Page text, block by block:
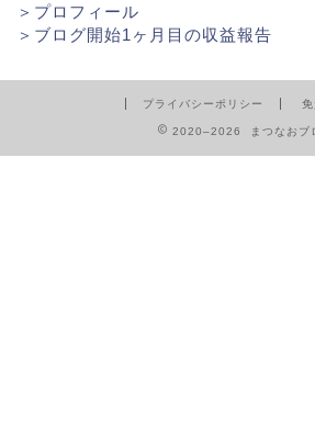
＞ プロフィール
＞ ブログ開始1ヶ月目の収益報告
プライバシーポリシー 免
2020–2026 まつなおブ